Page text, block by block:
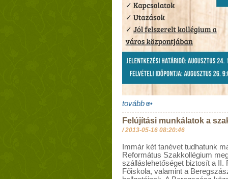
tovább
Felújítási munkálatok a
/2013-05-16 08:20:46
Immár két tanévet tudhatunk
Református Szakkollégium
szálláslehetőséget biztosít a II.
Főiskola, valamint a